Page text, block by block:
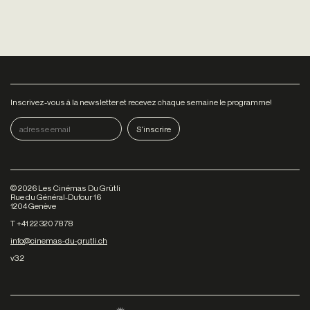
Inscrivez-vous à la newsletter et recevez chaque semaine le programme!
©2026 Les Cinémas Du Grütli
Rue du Général-Dufour 16
1204 Genève
T +41 22 320 78 78
info@cinemas-du-grutli.ch
v3.2